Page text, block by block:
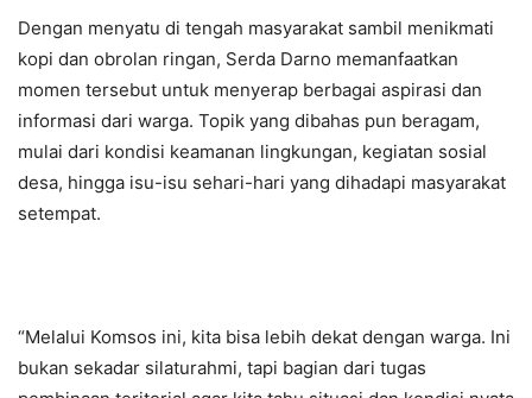
Dengan menyatu di tengah masyarakat sambil menikmati
kopi dan obrolan ringan, Serda Darno memanfaatkan
momen tersebut untuk menyerap berbagai aspirasi dan
informasi dari warga. Topik yang dibahas pun beragam,
mulai dari kondisi keamanan lingkungan, kegiatan sosial
desa, hingga isu-isu sehari-hari yang dihadapi masyarakat
setempat.
“Melalui Komsos ini, kita bisa lebih dekat dengan warga. Ini
bukan sekadar silaturahmi, tapi bagian dari tugas